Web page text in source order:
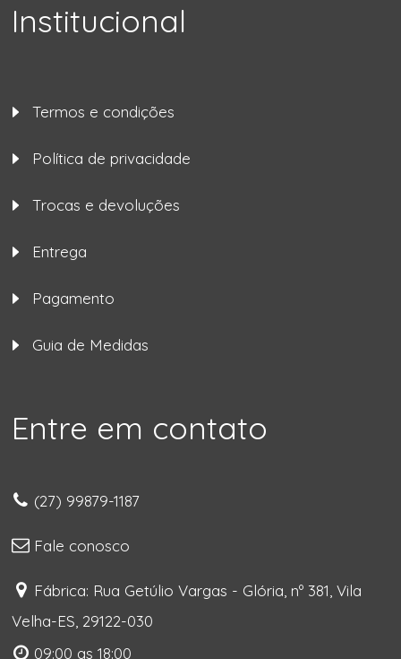
Institucional
Termos e condições
Política de privacidade
Trocas e devoluções
Entrega
Pagamento
Guia de Medidas
Entre em contato
(27) 99879-1187
Fale conosco
Fábrica: Rua Getúlio Vargas - Glória, nº 381, Vila
Velha-ES, 29122-030
09:00 as 18:00